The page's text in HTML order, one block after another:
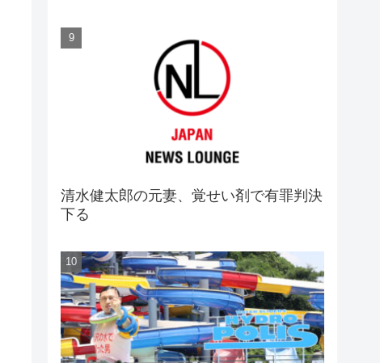
清水健太郎の元妻、覚せい剤で有罪判決
下る